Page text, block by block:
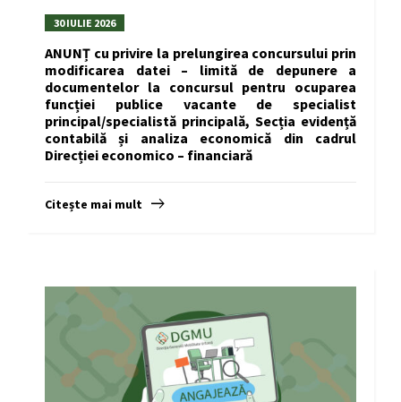
30 IULIE 2026
ANUNȚ cu privire la prelungirea concursului prin
modificarea datei – limită de depunere a
documentelor la concursul pentru ocuparea
funcției publice vacante de specialist
principal/specialistă principală, Secția evidență
contabilă și analiza economică din cadrul
Direcției economico – financiară
Citește mai mult